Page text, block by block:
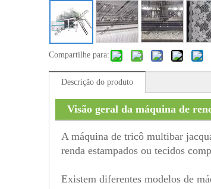
Compartilhe para:
Descrição do produto
Visão geral da máquina de
A máquina de tricô multibar
renda estampados ou tecidos
Existem diferentes modelos de